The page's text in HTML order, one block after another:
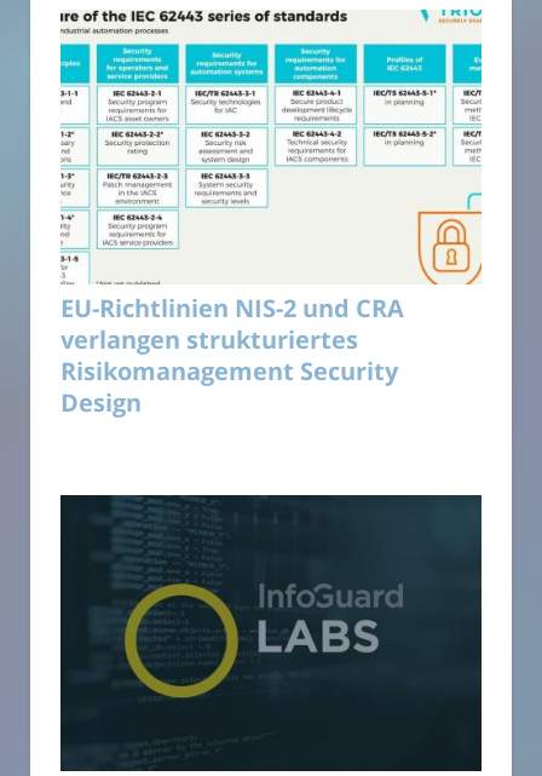
EU-Richtlinien NIS-2 und CRA
verlangen strukturiertes
Risikomanagement Security
Design